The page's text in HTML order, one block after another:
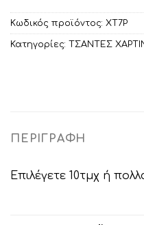
Κωδικός προϊόντος: ΧΤ7Ρ
Κατηγορίες: ΤΣΑΝΤΕΣ
ΠΕΡΙΓΡΑΦΉ
Επιλέγετε 10τμχ ή